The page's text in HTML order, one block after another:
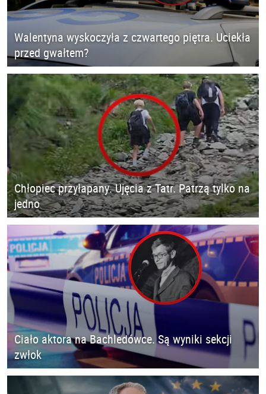
Walentyna wyskoczyła z czwartego piętra. Uciekła
przed gwałtem?
Chłopiec przyłapany. Ujęcia z Tatr. Patrzą tylko na
jedno
Ciało aktora na Bachledówce. Są wyniki sekcji
zwłok